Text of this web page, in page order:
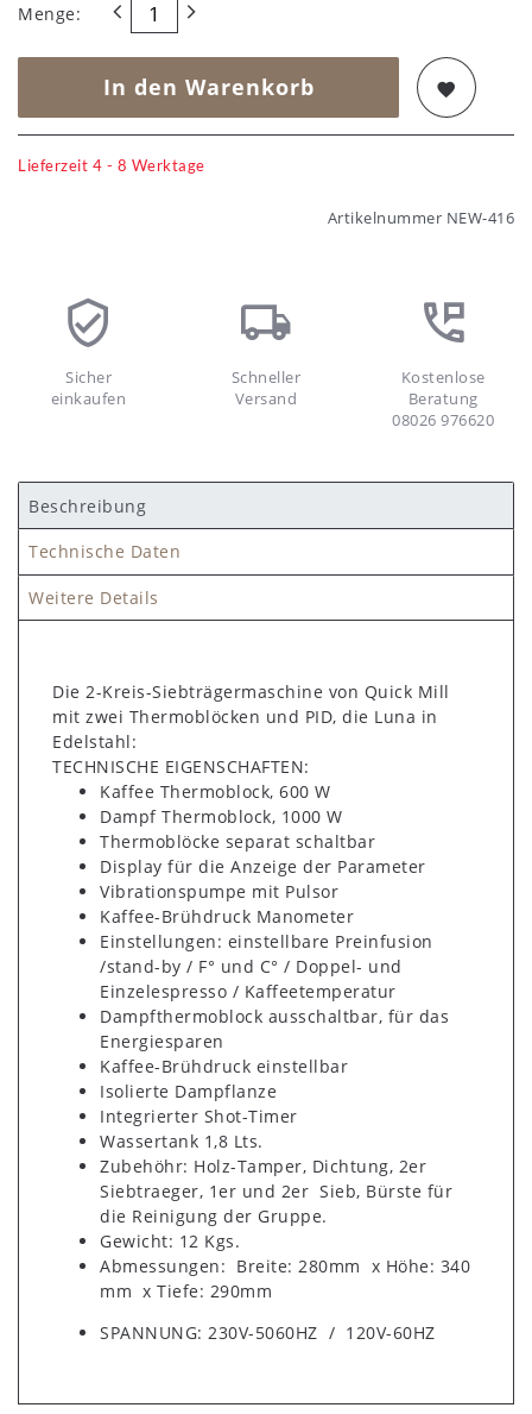
Menge:
In den Warenkorb
Lieferzeit 4 - 8 Werktage
Artikelnummer NEW-416
Sicher
einkaufen
Schneller
Versand
Kostenlose
Beratung
08026 976620
Beschreibung
Technische Daten
Weitere Details
Die 2-Kreis-Siebträgermaschine von Quick Mill
mit zwei Thermoblöcken und PID, die Luna in
Edelstahl:
TECHNISCHE EIGENSCHAFTEN:
Kaffee Thermoblock, 600 W
Dampf Thermoblock, 1000 W
Thermoblöcke separat schaltbar
Display für die Anzeige der Parameter
Vibrationspumpe mit Pulsor
Kaffee-Brühdruck Manometer
Einstellungen: einstellbare Preinfusion
/stand-by / F° und C° / Doppel- und
Einzelespresso / Kaffeetemperatur
Dampfthermoblock ausschaltbar, für das
Energiesparen
Kaffee-Brühdruck einstellbar
Isolierte Dampflanze
Integrierter Shot-Timer
Wassertank 1,8 Lts.
Zubehöhr: Holz-Tamper, Dichtung, 2er
Siebtraeger, 1er und 2er Sieb, Bürste für
die Reinigung der Gruppe.
Gewicht: 12 Kgs.
Abmessungen: Breite: 280mm x Höhe: 340
mm x Tiefe: 290mm
SPANNUNG: 230V-5060HZ / 120V-60HZ